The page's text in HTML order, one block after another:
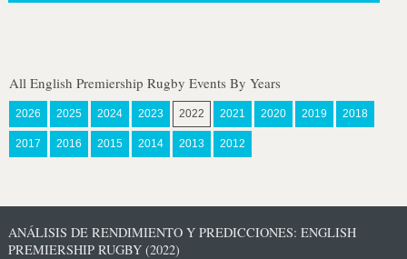
All English Premiership Rugby Events By Years
2026 2025 2024 2023 2022 2021 2020 2019 2018
2017 2016 2015 2014 2013 2012
ANÁLISIS DE RENDIMIENTO Y PREDICCIONES: ENGLISH
PREMIERSHIP RUGBY (2022)